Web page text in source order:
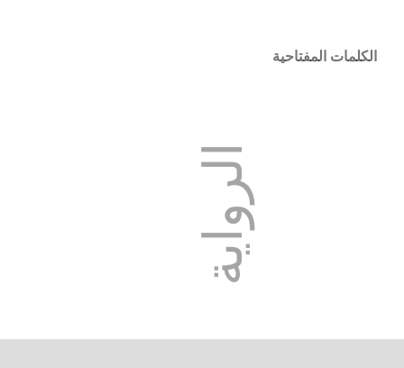
الكلمات المفتاحية
الرواية